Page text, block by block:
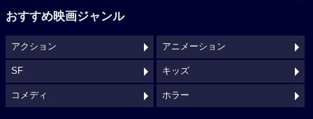
おすすめ映画ジャンル
アクション アニメーション
SF キッズ
コメディ ホラー